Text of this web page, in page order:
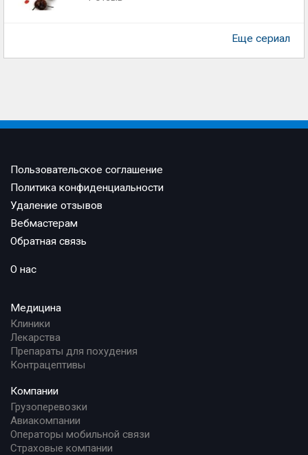
Еще сериал
Пользовательское соглашение
Политика конфиденциальности
Удаление отзывов
Вебмастерам
Обратная связь
О нас
Медицина
Клиники
Лекарства
Препараты для похудения
Контрацептивы
Компании
Грузоперевозки
Авиакомпании
Операторы мобильной связи
Страховые компании